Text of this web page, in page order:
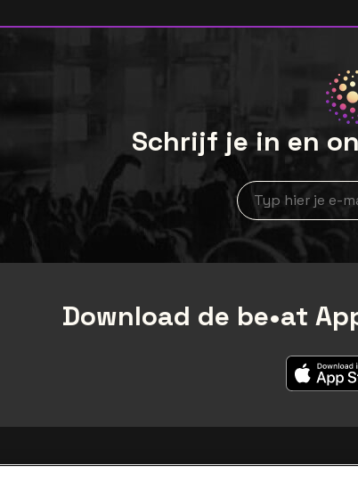
Schrijf je in en
Nieuwsbrief
Download de be•at